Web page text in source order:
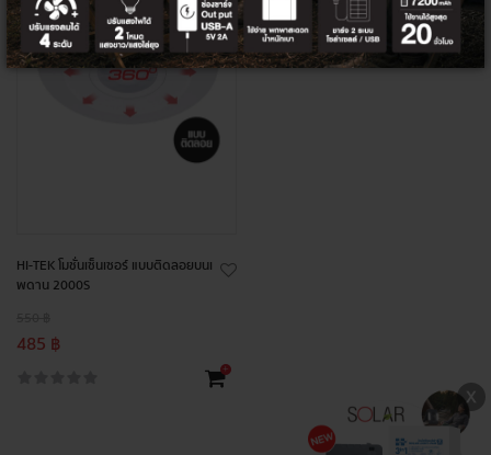
HI-TEK โมชั่นเซ็นเซอร์ แบบติดลอยบนเ
พดาน 2000S
485 ฿
+